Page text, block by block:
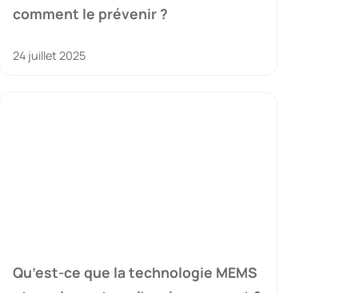
comment le prévenir ?
24 juillet 2025
Qu’est-ce que la technologie MEMS